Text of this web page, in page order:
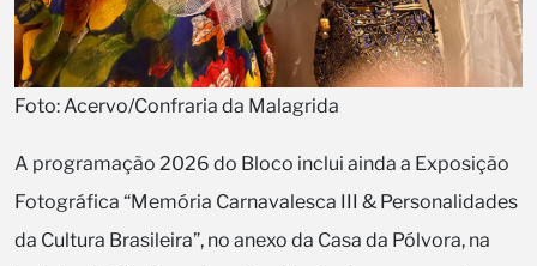
Foto: Acervo/Confraria da Malagrida
A programação 2026 do Bloco inclui ainda a Exposição
Fotográfica “Memória Carnavalesca III & Personalidades
da Cultura Brasileira”, no anexo da Casa da Pólvora, na